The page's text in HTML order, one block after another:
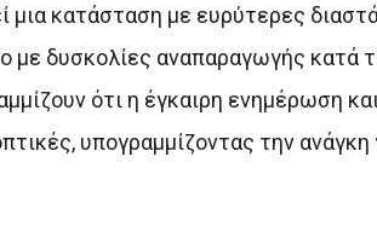
μια κατάσταση με ευρύτερες
με δυσκολίες αναπαραγωγής κατά
ότι η έγκαιρη ενημέρωση
υπογραμμίζοντας την ανάγκη